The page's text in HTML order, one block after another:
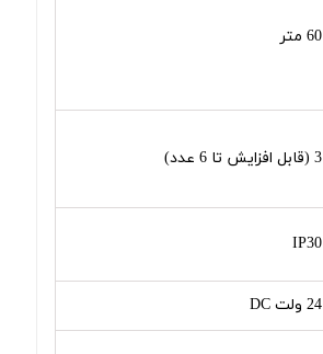
60 متر
3 (قابل افزایش تا 6 عدد)
IP30
24 ولت DC